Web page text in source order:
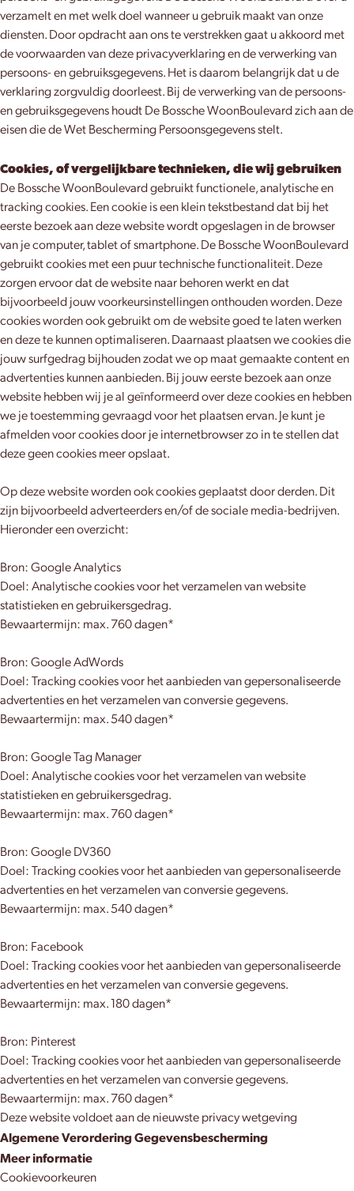
verzamelt en met welk doel wanneer u gebruik maakt van onze
diensten. Door opdracht aan ons te verstrekken gaat u akkoord met
de voorwaarden van deze privacyverklaring en de verwerking van
persoons- en gebruiksgegevens. Het is daarom belangrijk dat u de
verklaring zorgvuldig doorleest. Bij de verwerking van de persoons-
en gebruiksgegevens houdt De Bossche WoonBoulevard zich aan de
eisen die de Wet Bescherming Persoonsgegevens stelt.
Cookies, of vergelijkbare technieken, die wij gebruiken
De Bossche WoonBoulevard gebruikt functionele, analytische en
tracking cookies. Een cookie is een klein tekstbestand dat bij het
eerste bezoek aan deze website wordt opgeslagen in de browser
van je computer, tablet of smartphone. De Bossche WoonBoulevard
gebruikt cookies met een puur technische functionaliteit. Deze
zorgen ervoor dat de website naar behoren werkt en dat
bijvoorbeeld jouw voorkeursinstellingen onthouden worden. Deze
cookies worden ook gebruikt om de website goed te laten werken
en deze te kunnen optimaliseren. Daarnaast plaatsen we cookies die
jouw surfgedrag bijhouden zodat we op maat gemaakte content en
advertenties kunnen aanbieden. Bij jouw eerste bezoek aan onze
website hebben wij je al geïnformeerd over deze cookies en hebben
we je toestemming gevraagd voor het plaatsen ervan. Je kunt je
afmelden voor cookies door je internetbrowser zo in te stellen dat
deze geen cookies meer opslaat.
Op deze website worden ook cookies geplaatst door derden. Dit
zijn bijvoorbeeld adverteerders en/of de sociale media-bedrijven.
Hieronder een overzicht:
Bron: Google Analytics
Doel: Analytische cookies voor het verzamelen van website
statistieken en gebruikersgedrag.
Bewaartermijn: max. 760 dagen*
Bron: Google AdWords
Doel: Tracking cookies voor het aanbieden van gepersonaliseerde
advertenties en het verzamelen van conversie gegevens.
Bewaartermijn: max. 540 dagen*
Bron: Google Tag Manager
Doel: Analytische cookies voor het verzamelen van website
statistieken en gebruikersgedrag.
Bewaartermijn: max. 760 dagen*
Bron: Google DV360
Doel: Tracking cookies voor het aanbieden van gepersonaliseerde
advertenties en het verzamelen van conversie gegevens.
Bewaartermijn: max. 540 dagen*
Bron: Facebook
Doel: Tracking cookies voor het aanbieden van gepersonaliseerde
advertenties en het verzamelen van conversie gegevens.
Bewaartermijn: max. 180 dagen*
Bron: Pinterest
Doel: Tracking cookies voor het aanbieden van gepersonaliseerde
advertenties en het verzamelen van conversie gegevens.
Bewaartermijn: max. 760 dagen*
Deze website voldoet aan de nieuwste privacy wetgeving
Algemene Verordering Gegevensbescherming
Meer informatie
Cookievoorkeuren